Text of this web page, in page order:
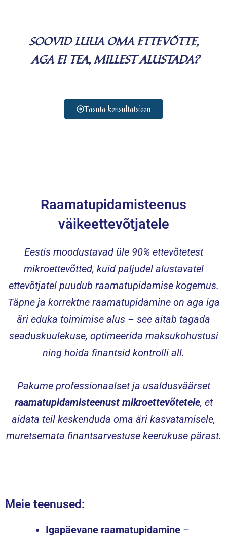
SOOVID LUUA OMA ETTEVÕTTE,
AGA EI TEA, MILLEST ALUSTADA?
Tasuta konsultatsioon
Raamatupidamisteenus
väikeettevõtjatele
Eestis moodustavad üle 90% ettevõtetest
mikroettevõtted, kuid paljudel alustavatel
ettevõtjatel puudub raamatupidamise kogemus.
Täpne ja korrektne raamatupidamine on aga iga
äri eduka toimimise alus – see aitab tagada
seaduskuulekuse, optimeerida maksukohustusi
ning hoida finantsid kontrolli all.
Pakume professionaalset ja usaldusväärset
raamatupidamisteenust mikroettevõtetele, et
aidata teil keskenduda oma äri kasvatamisele,
muretsemata finantsarvestuse keerukuse pärast.
Meie teenused:
Igapäevane raamatupidamine –